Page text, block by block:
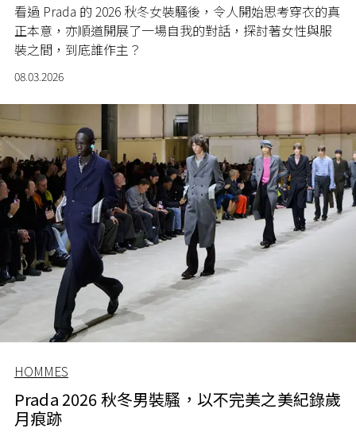
看過 Prada 的 2026 秋冬女裝騷後，令人開始思考穿衣的真
正本意，亦順道開展了一場自我的對話，探討著女性與服
裝之間，到底誰作主？
08.03.2026
HOMMES
Prada 2026 秋冬男裝騷，以不完美之美紀錄歲
月痕跡